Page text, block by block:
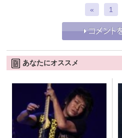
« 1
あなたにオススメ